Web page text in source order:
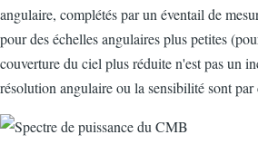
angulaire, complétés par un éventail de
pour des échelles angulaires plus petites
couverture du ciel plus réduite n'est pas un
résolution angulaire ou la sensibilité sont